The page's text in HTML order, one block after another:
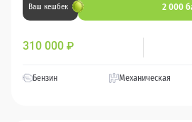
Ваш кешбек 2 000
310 000 ₽
Бензин Механическая